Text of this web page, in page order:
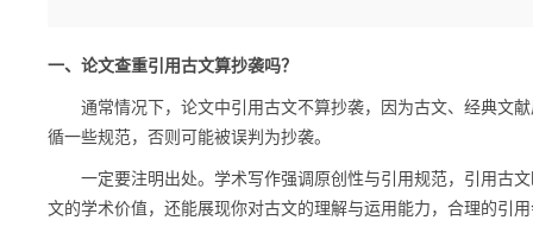
一、论文查重引用古文算抄袭吗？
通常情况下，论文中引用古文不算抄袭，因为古文、经典文献
循一些规范，否则可能被误判为抄袭。
一定要注明出处。学术写作强调原创性与引用规范，引用古文
文的学术价值，还能展现你对古文的理解与运用能力，合理的引